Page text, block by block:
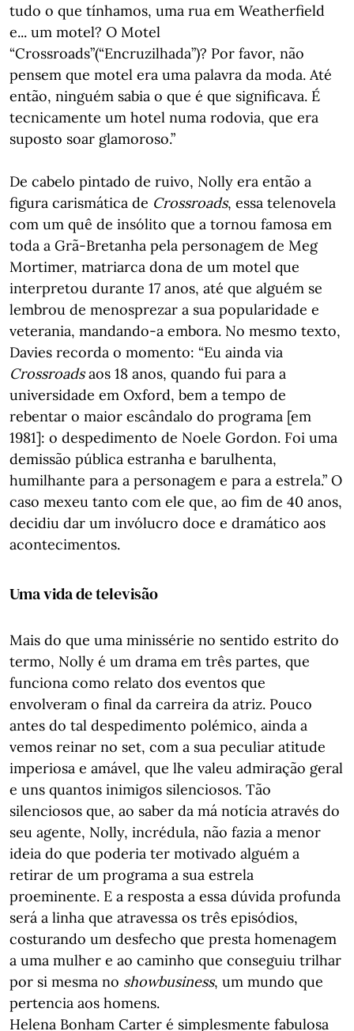
tudo o que tínhamos, uma rua em Weatherfield
e... um motel? O Motel
“Crossroads”(“Encruzilhada”)? Por favor, não
pensem que motel era uma palavra da moda. Até
então, ninguém sabia o que é que significava. É
tecnicamente um hotel numa rodovia, que era
suposto soar glamoroso.”
De cabelo pintado de ruivo, Nolly era então a
figura carismática de Crossroads, essa telenovela
com um quê de insólito que a tornou famosa em
toda a Grã-Bretanha pela personagem de Meg
Mortimer, matriarca dona de um motel que
interpretou durante 17 anos, até que alguém se
lembrou de menosprezar a sua popularidade e
veterania, mandando-a embora. No mesmo texto,
Davies recorda o momento: “Eu ainda via
Crossroadsaos 18 anos, quando fui para a
universidade em Oxford, bem a tempo de
rebentar o maior escândalo do programa [em
1981]: o despedimento de Noele Gordon. Foi uma
demissão pública estranha e barulhenta,
humilhante para a personagem e para a estrela.” O
caso mexeu tanto com ele que, ao fim de 40 anos,
decidiu dar um invólucro doce e dramático aos
acontecimentos.
Uma vida de televisão
Mais do que uma minissérie no sentido estrito do
termo, Nolly é um drama em três partes, que
funciona como relato dos eventos que
envolveram o final da carreira da atriz. Pouco
antes do tal despedimento polémico, ainda a
vemos reinar no set, com a sua peculiar atitude
imperiosa e amável, que lhe valeu admiração geral
e uns quantos inimigos silenciosos. Tão
silenciosos que, ao saber da má notícia através do
seu agente, Nolly, incrédula, não fazia a menor
ideia do que poderia ter motivado alguém a
retirar de um programa a sua estrela
proeminente. E a resposta a essa dúvida profunda
será a linha que atravessa os três episódios,
costurando um desfecho que presta homenagem
a uma mulher e ao caminho que conseguiu trilhar
por si mesma no showbusiness, um mundo que
pertencia aos homens.
Helena Bonham Carter é simplesmente fabulosa